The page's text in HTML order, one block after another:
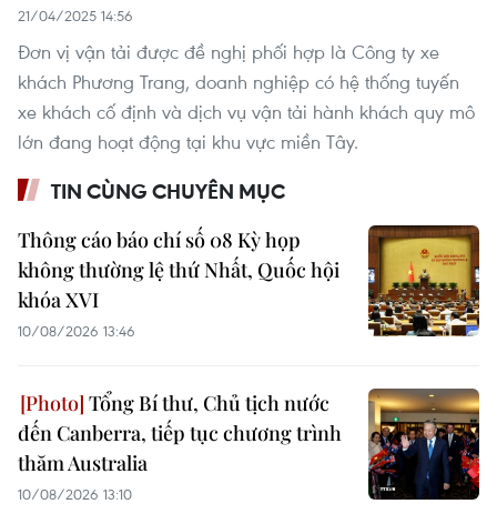
21/04/2025 14:56
Đơn vị vận tải được đề nghị phối hợp là Công ty xe
khách Phương Trang, doanh nghiệp có hệ thống tuyến
xe khách cố định và dịch vụ vận tải hành khách quy mô
lớn đang hoạt động tại khu vực miền Tây.
TIN CÙNG CHUYÊN MỤC
Thông cáo báo chí số 08 Kỳ họp
không thường lệ thứ Nhất, Quốc hội
khóa XVI
10/08/2026 13:46
Tổng Bí thư, Chủ tịch nước
đến Canberra, tiếp tục chương trình
thăm Australia
10/08/2026 13:10